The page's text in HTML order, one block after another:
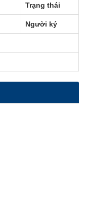
Trạng thái
Người ký